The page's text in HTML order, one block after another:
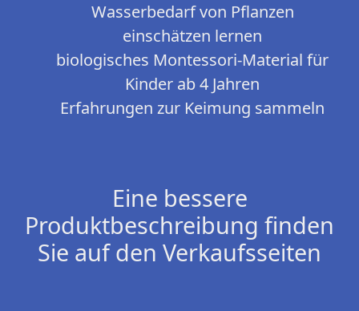
Wasserbedarf von Pflanzen
einschätzen lernen
biologisches Montessori-Material für
Kinder ab 4 Jahren
Erfahrungen zur Keimung sammeln
Eine bessere
Produktbeschreibung finden
Sie auf den Verkaufsseiten